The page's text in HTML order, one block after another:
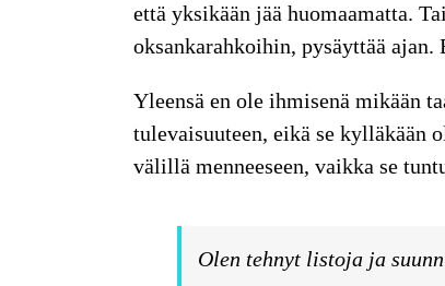
että yksikään jää huomaamatta.
oksankarahkoihin, pysäyttää ajan.
Yleensä en ole ihmisenä mikään
tulevaisuuteen, eikä se kylläkään
välillä menneeseen, vaikka se
Olen tehnyt listoja ja